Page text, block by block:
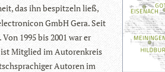
das ihn bespit­zeln ließ,
GmbH Gera. Seit
1995 bis 2001 war er
ist Mit­glied im Autoren­kreis
Autoren im